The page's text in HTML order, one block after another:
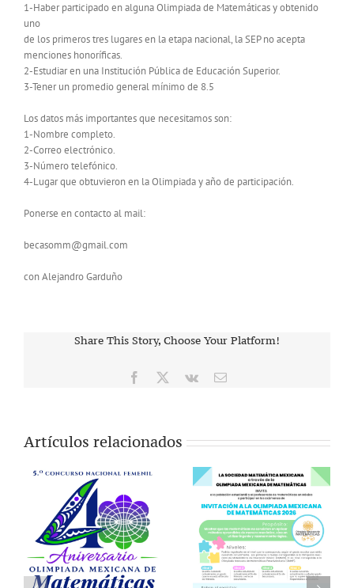
1-Haber participado en alguna Olimpiada de Matemáticas y obtenido
uno
de los primeros tres lugares en la etapa nacional, la SEP no acepta
menciones honoríficas.
2-Estudiar en una Institución Pública de Educación Superior.
3-Tener un promedio general mínimo de 8.5
Los datos más importantes que necesitamos son:
1-Nombre completo.
2-Correo electrónico.
3-Número telefónico.
4-Lugar que obtuvieron en la Olimpiada y año de participación.
Ponerse en contacto al mail:
becasomm@gmail.com
con Alejandro Garduño
Share This Story, Choose Your Platform!
Facebook Vk
Correo
Artículos relacionados